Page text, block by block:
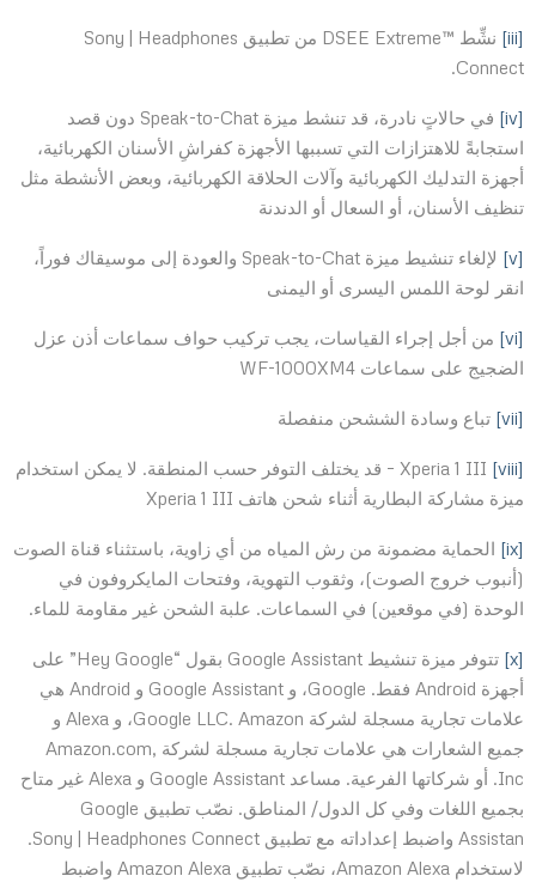
[iii]
نشِّط ™DSEE Extreme من تطبيق Sony | Headphones
Connect.
[iv]
في حالاتٍ نادرة، قد تنشط ميزة Speak-to-Chat دون قصد
استجابةً للاهتزازات التي تسببها الأجهزة كفراشِ الأسنان الكهربائية،
أجهزة التدليك الكهربائية وآلات الحلاقة الكهربائية، وبعض الأنشطة مثل
تنظيف الأسنان، أو السعال أو الدندنة
[v]
لإلغاء تنشيط ميزة Speak-to-Chat والعودة إلى موسيقاك فوراً،
انقر لوحة اللمس اليسرى أو اليمنى
[vi]
من أجل إجراء القياسات، يجب تركيب حواف سماعات أذن عزل
الضجيج على سماعات WF-1000XM4
[vii] تباع وسادة الششحن منفصلة
[viii]
Xperia 1 III – قد يختلف التوفر حسب المنطقة. لا يمكن استخدام
ميزة مشاركة البطارية أثناء شحن هاتف Xperia 1 III
[ix]
الحماية مضمونة من رش المياه من أي زاوية، باستثناء قناة الصوت
(أنبوب خروج الصوت)، وثقوب التهوية، وفتحات المايكروفون في
الوحدة (في موقعين) في السماعات. علبة الشحن غير مقاومة للماء.
[x]
تتوفر ميزة تنشيط Google Assistant بقول “Hey Google” على
أجهزة Android فقط. Google، و Google Assistant و Android هي
علامات تجارية مسجلة لشركة Google LLC. Amazon، و Alexa و
جميع الشعارات هي علامات تجارية مسجلة لشركة Amazon.com,
Inc. أو شركاتها الفرعية. مساعد Google Assistant و Alexa غير متاح
بجميع اللغات وفي كل الدول/ المناطق. نصّب تطبيق Google
Assistan واضبط إعداداته مع تطبيق Sony | Headphones Connect.
لاستخدام Amazon Alexa، نصّب تطبيق Amazon Alexa واضبط